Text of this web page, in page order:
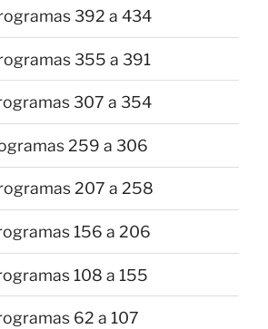
392 a 434
355 a 391
307 a 354
259 a 306
207 a 258
156 a 206
108 a 155
62 a 107